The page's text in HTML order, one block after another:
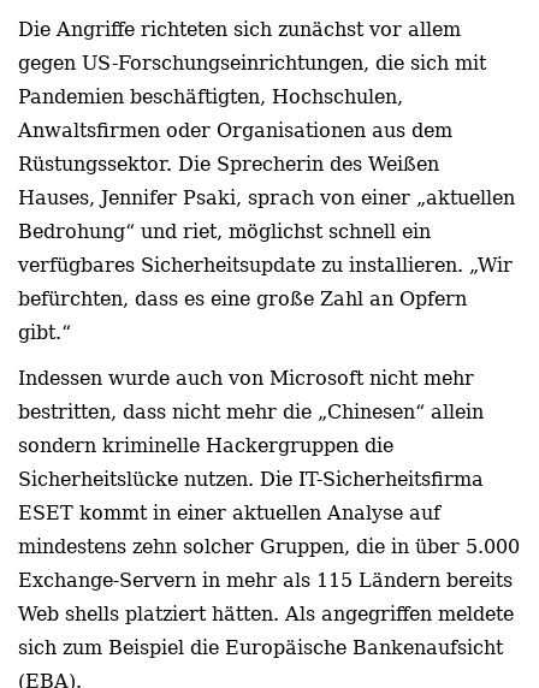
Die Angriffe richteten sich zunächst vor allem
gegen US-Forschungseinrichtungen, die sich mit
Pandemien beschäftigten, Hochschulen,
Anwaltsfirmen oder Organisationen aus dem
Rüstungssektor. Die Sprecherin des Weißen
Hauses, Jennifer Psaki, sprach von einer „aktuellen
Bedrohung“ und riet, möglichst schnell ein
verfügbares Sicherheitsupdate zu installieren. „Wir
befürchten, dass es eine große Zahl an Opfern
gibt.“
Indessen wurde auch von Microsoft nicht mehr
bestritten, dass nicht mehr die „Chinesen“ allein
sondern kriminelle Hackergruppen die
Sicherheitslücke nutzen. Die IT-Sicherheitsfirma
ESET kommt in einer aktuellen Analyse auf
mindestens zehn solcher Gruppen, die in über 5.000
Exchange-Servern in mehr als 115 Ländern bereits
Web shells platziert hätten. Als angegriffen meldete
sich zum Beispiel die Europäische Bankenaufsicht
(EBA).